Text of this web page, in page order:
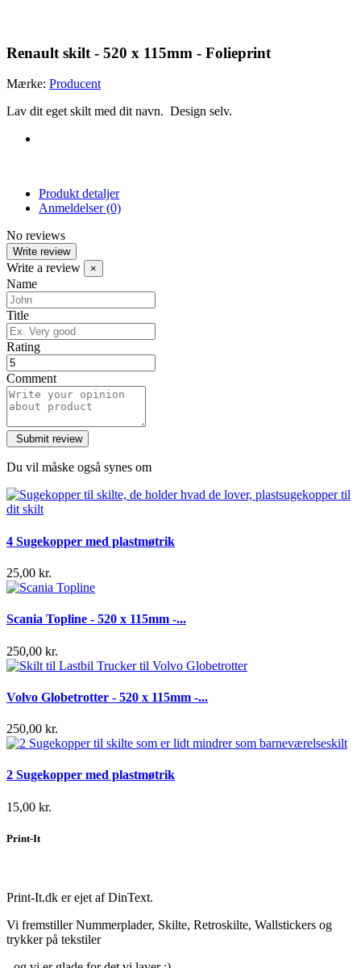
Renault skilt - 520 x 115mm - Folieprint
Mærke: Producent
Lav dit eget skilt med dit navn. Design selv.
Produkt detaljer
Anmeldelser (0)
No reviews
Write review
Write a review ×
Name
Title
Rating
Comment
Du vil måske også synes om
4 Sugekopper med plastmøtrik
25,00 kr.
Scania Topline - 520 x 115mm -...
250,00 kr.
Volvo Globetrotter - 520 x 115mm -...
250,00 kr.
2 Sugekopper med plastmøtrik
15,00 kr.
Print-It
Print-It.dk er ejet af DinText.
Vi fremstiller Nummerplader, Skilte, Retroskilte, Wallstickers og
trykker på tekstiler